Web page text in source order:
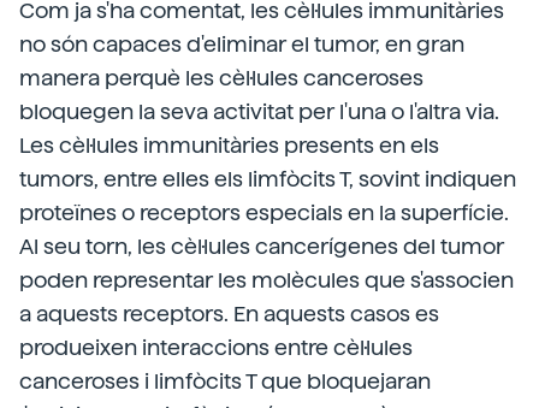
Com ja s'ha comentat, les cèl·lules immunitàries
no són capaces d'eliminar el tumor, en gran
manera perquè les cèl·lules canceroses
bloquegen la seva activitat per l'una o l'altra via.
Les cèl·lules immunitàries presents en els
tumors, entre elles els limfòcits T, sovint indiquen
proteïnes o receptors especials en la superfície.
Al seu torn, les cèl·lules cancerígenes del tumor
poden representar les molècules que s'associen
a aquests receptors. En aquests casos es
produeixen interaccions entre cèl·lules
canceroses i limfòcits T que bloquejaran